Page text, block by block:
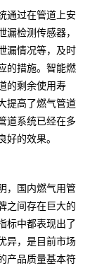
通过在管道上安
检测传感器，
漏情况等，及时
的措施。智能燃
的剩余使用寿
提高了燃气管道
道系统已经在多
的效果。
，国内燃气用管
之间存在巨大的
标中都表现出了
异，是目前市场
产品质量基本符